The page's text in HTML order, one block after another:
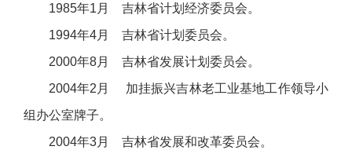
1985年1月 吉林省计划经济委员会。
1994年4月 吉林省计划委员会。
2000年8月 吉林省发展计划委员会。
2004年2月 加挂振兴吉林老工业基地工作领导小
组办公室牌子。
2004年3月 吉林省发展和改革委员会。